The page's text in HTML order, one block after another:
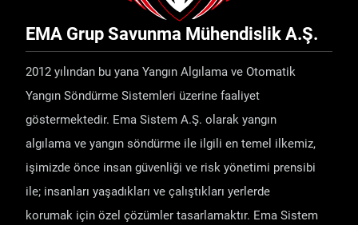
EMA Grup Savunma Mühendislik A.Ş.
2012 yılından bu yana Yangın Algılama ve Otomatik
Yangın Söndürme Sistemleri üzerine faaliyet
göstermektedir. Ema Sistem A.Ş. olarak yangın
algılama ve yangın söndürme ile ilgili en temel ilkemiz,
işimizde önce insan güvenliği ve risk yönetimi prensibi
ile; insanları yaşadıkları ve çalıştıkları yerlerde
korumak için özel çözümler tasarlamaktır. Ema Sistem